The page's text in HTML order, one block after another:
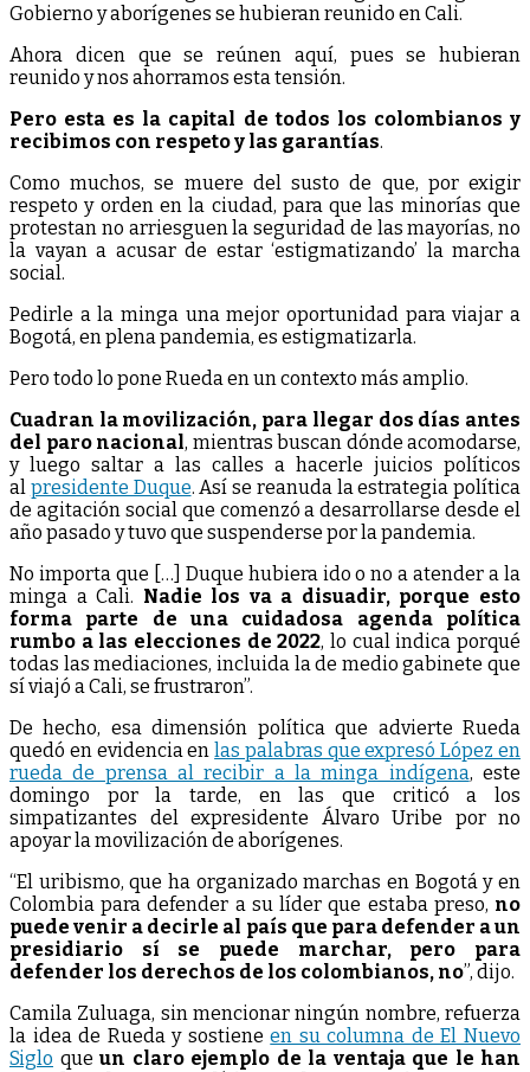
Gobierno y aborígenes se hubieran reunido en Cali.
Ahora dicen que se reúnen aquí, pues se hubieran
reunido y nos ahorramos esta tensión.
Pero esta es la capital de todos los colombianos y
recibimos con respeto y las garantías.
Como muchos, se muere del susto de que, por exigir
respeto y orden en la ciudad, para que las minorías que
protestan no arriesguen la seguridad de las mayorías, no
la vayan a acusar de estar ‘estigmatizando’ la marcha
social.
Pedirle a la minga una mejor oportunidad para viajar a
Bogotá, en plena pandemia, es estigmatizarla.
Pero todo lo pone Rueda en un contexto más amplio.
Cuadran la movilización, para llegar dos días antes
del paro nacional, mientras buscan dónde acomodarse,
y luego saltar a las calles a hacerle juicios políticos
al presidente Duque. Así se reanuda la estrategia política
de agitación social que comenzó a desarrollarse desde el
año pasado y tuvo que suspenderse por la pandemia.
No importa que […] Duque hubiera ido o no a atender a la
minga a Cali. Nadie los va a disuadir, porque esto
forma parte de una cuidadosa agenda política
rumbo a las elecciones de 2022, lo cual indica porqué
todas las mediaciones, incluida la de medio gabinete que
sí viajó a Cali, se frustraron”.
De hecho, esa dimensión política que advierte Rueda
quedó en evidencia enlas palabras que expresó López en
rueda de prensa al recibir a la minga indígena, este
domingo por la tarde, en las que criticó a los
simpatizantes del expresidente Álvaro Uribe por no
apoyar la movilización de aborígenes.
“El uribismo, que ha organizado marchas en Bogotá y en
Colombia para defender a su líder que estaba preso, no
puede venir a decirle al país que para defender a un
presidiario sí se puede marchar, pero para
defender los derechos de los colombianos, no”, dijo.
Camila Zuluaga, sin mencionar ningún nombre, refuerza
la idea de Rueda y sostieneen su columna de El Nuevo
Siglo que un claro ejemplo de la ventaja que le han